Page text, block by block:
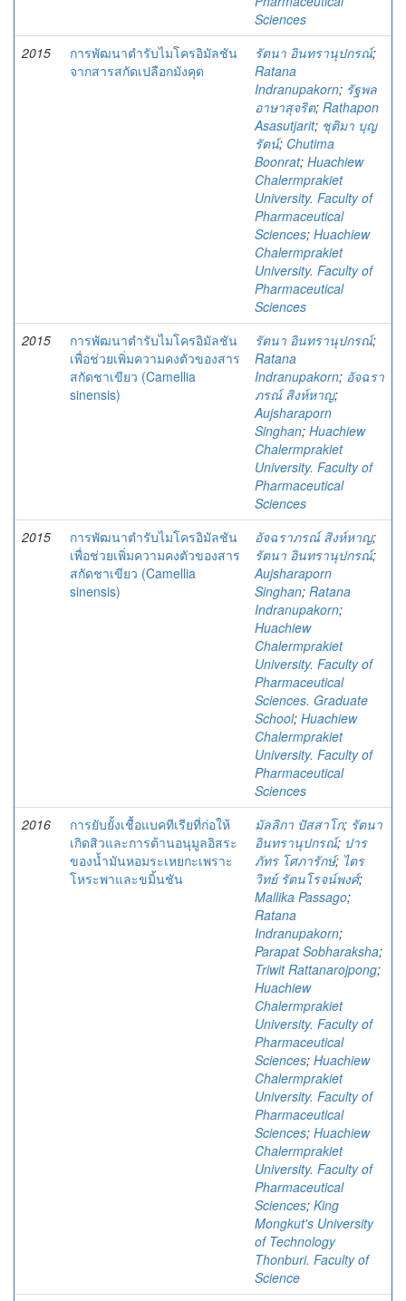
Sciences
2015
การพัฒนาตำรับไมโครอิมัลชัน
จากสารสกัดเปลือกมังคุด
รัตนา อินทรานุปกรณ์;
Ratana
Indranupakorn; รัฐพล
อาษาสุจริต; Rathapon
Asasutjarit; ชุติมา บุญ
รัตน์; Chutima
Boonrat; Huachiew
Chalermprakiet
University. Faculty of
Pharmaceutical
Sciences; Huachiew
Chalermprakiet
University. Faculty of
Pharmaceutical
Sciences
2015
การพัฒนาตํารับไมโครอิมัลชัน
เพื่อช่วยเพิ่มความคงตัวของสาร
สกัดชาเขียว (Camellia
sinensis)
รัตนา อินทรานุปกรณ์;
Ratana
Indranupakorn; อัจฉรา
ภรณ์ สิงห์หาญ;
Aujsharaporn
Singhan; Huachiew
Chalermprakiet
University. Faculty of
Pharmaceutical
Sciences
2015
การพัฒนาตํารับไมโครอิมัลชัน
เพื่อช่วยเพิ่มความคงตัวของสาร
สกัดชาเขียว (Camellia
sinensis)
อัจฉราภรณ์ สิงห์หาญ;
รัตนา อินทรานุปกรณ์;
Aujsharaporn
Singhan; Ratana
Indranupakorn;
Huachiew
Chalermprakiet
University. Faculty of
Pharmaceutical
Sciences. Graduate
School; Huachiew
Chalermprakiet
University. Faculty of
Pharmaceutical
Sciences
2016
การยับยั้งเชื้อแบคทีเรียที่ก่อให้
เกิดสิวและการต้านอนุมูลอิสระ
ของน้ำมันหอมระเหยกะเพราะ
โหระพาและขมิ้นชัน
มัลลิกา ปัสสาโก; รัตนา
อินทรานุปกรณ์; ปาร
ภัทร โศภารักษ์; ไตร
วิทย์ รัตนโรจน์พงศ์;
Mallika Passago;
Ratana
Indranupakorn;
Parapat Sobharaksha;
Triwit Rattanarojpong;
Huachiew
Chalermprakiet
University. Faculty of
Pharmaceutical
Sciences; Huachiew
Chalermprakiet
University. Faculty of
Pharmaceutical
Sciences; Huachiew
Chalermprakiet
University. Faculty of
Pharmaceutical
Sciences; King
Mongkut's University
of Technology
Thonburi. Faculty of
Science